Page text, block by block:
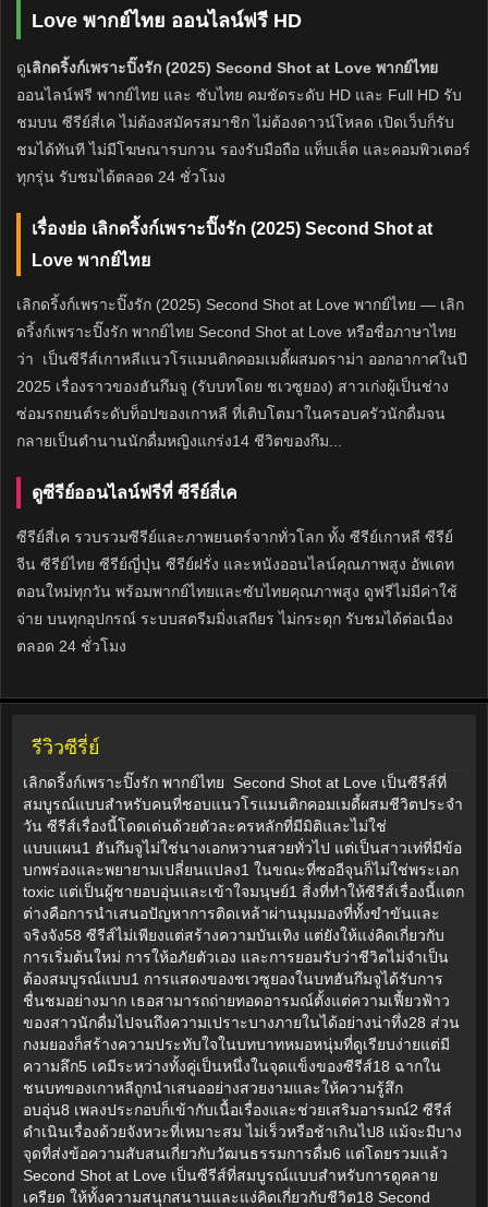
Love พากย์ไทย ออนไลน์ฟรี HD
ดูเลิกดริ้งก์เพราะปิ๊งรัก (2025) Second Shot at Love พากย์ไทย
ออนไลน์ฟรี พากย์ไทย และ ซับไทย คมชัดระดับ HD และ Full HD รับ
ชมบน ซีรีย์สี่เค ไม่ต้องสมัครสมาชิก ไม่ต้องดาวน์โหลด เปิดเว็บก็รับ
ชมได้ทันที ไม่มีโฆษณารบกวน รองรับมือถือ แท็บเล็ต และคอมพิวเตอร์
ทุกรุ่น รับชมได้ตลอด 24 ชั่วโมง
เรื่องย่อ เลิกดริ้งก์เพราะปิ๊งรัก (2025) Second Shot at
Love พากย์ไทย
เลิกดริ้งก์เพราะปิ๊งรัก (2025) Second Shot at Love พากย์ไทย — เลิก
ดริ้งก์เพราะปิ๊งรัก พากย์ไทย Second Shot at Love หรือชื่อภาษาไทย
ว่า เป็นซีรีส์เกาหลีแนวโรแมนติกคอมเมดี้ผสมดราม่า ออกอากาศในปี
2025 เรื่องราวของฮันกึมจู (รับบทโดย ชเวซูยอง) สาวเก่งผู้เป็นช่าง
ซ่อมรถยนต์ระดับท็อปของเกาหลี ที่เติบโตมาในครอบครัวนักดื่มจน
กลายเป็นตำนานนักดื่มหญิงแกร่ง14 ชีวิตของกึม...
ดูซีรีย์ออนไลน์ฟรีที่ ซีรีย์สี่เค
ซีรีย์สี่เค รวบรวมซีรีย์และภาพยนตร์จากทั่วโลก ทั้ง ซีรีย์เกาหลี ซีรีย์
จีน ซีรีย์ไทย ซีรีย์ญี่ปุ่น ซีรีย์ฝรั่ง และหนังออนไลน์คุณภาพสูง อัพเดท
ตอนใหม่ทุกวัน พร้อมพากย์ไทยและซับไทยคุณภาพสูง ดูฟรีไม่มีค่าใช้
จ่าย บนทุกอุปกรณ์ ระบบสตรีมมิ่งเสถียร ไม่กระตุก รับชมได้ต่อเนื่อง
ตลอด 24 ชั่วโมง
รีวิวซีรี่ย์
เลิกดริ้งก์เพราะปิ๊งรัก พากย์ไทย Second Shot at Love เป็นซีรีส์ที่
สมบูรณ์แบบสำหรับคนที่ชอบแนวโรแมนติกคอมเมดี้ผสมชีวิตประจำ
วัน ซีรีส์เรื่องนี้โดดเด่นด้วยตัวละครหลักที่มีมิติและไม่ใช่
แบบแผน1 ฮันกึมจูไม่ใช่นางเอกหวานสวยทั่วไป แต่เป็นสาวเท่ที่มีข้อ
บกพร่องและพยายามเปลี่ยนแปลง1 ในขณะที่ซออีจุนก็ไม่ใช่พระเอก
toxic แต่เป็นผู้ชายอบอุ่นและเข้าใจมนุษย์1 สิ่งที่ทำให้ซีรีส์เรื่องนี้แตก
ต่างคือการนำเสนอปัญหาการติดเหล้าผ่านมุมมองที่ทั้งขำขันและ
จริงจัง58 ซีรีส์ไม่เพียงแต่สร้างความบันเทิง แต่ยังให้แง่คิดเกี่ยวกับ
การเริ่มต้นใหม่ การให้อภัยตัวเอง และการยอมรับว่าชีวิตไม่จำเป็น
ต้องสมบูรณ์แบบ1 การแสดงของชเวซูยองในบทฮันกึมจูได้รับการ
ชื่นชมอย่างมาก เธอสามารถถ่ายทอดอารมณ์ตั้งแต่ความเฟี้ยวฟ้าว
ของสาวนักดื่มไปจนถึงความเปราะบางภายในได้อย่างน่าทึ่ง28 ส่วน
กงมยองก็สร้างความประทับใจในบทบาทหมอหนุ่มที่ดูเรียบง่ายแต่มี
ความลึก5 เคมีระหว่างทั้งคู่เป็นหนึ่งในจุดแข็งของซีรีส์18 ฉากใน
ชนบทของเกาหลีถูกนำเสนออย่างสวยงามและให้ความรู้สึก
อบอุ่น8 เพลงประกอบก็เข้ากับเนื้อเรื่องและช่วยเสริมอารมณ์2 ซีรีส์
ดำเนินเรื่องด้วยจังหวะที่เหมาะสม ไม่เร็วหรือช้าเกินไป8 แม้จะมีบาง
จุดที่ส่งข้อความสับสนเกี่ยวกับวัฒนธรรมการดื่ม6 แต่โดยรวมแล้ว
Second Shot at Love เป็นซีรีส์ที่สมบูรณ์แบบสำหรับการดูคลาย
เครียด ให้ทั้งความสนุกสนานและแง่คิดเกี่ยวกับชีวิต18 Second